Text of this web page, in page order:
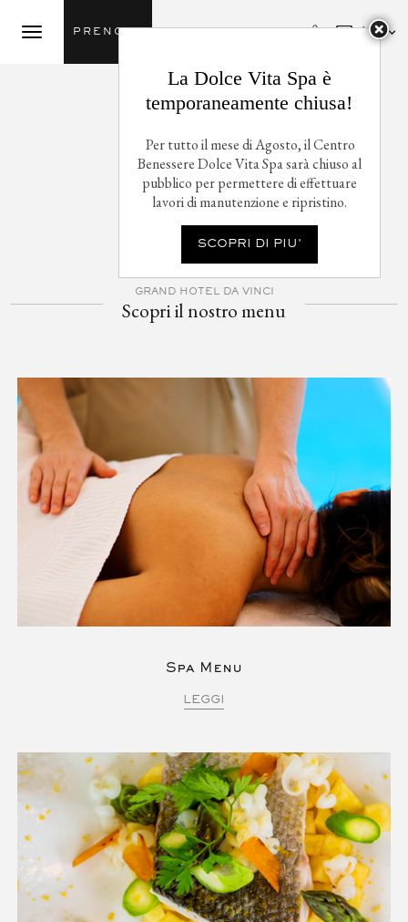
PRENOTA Ita
GRAND HOTEL DA VINCI
Scopri il nostro menu
Spa Menu
LEGGI
La Dolce Vita Spa è
temporaneamente chiusa!
Per tutto il mese di Agosto, il Centro
Benessere Dolce Vita Spa sarà chiuso al
pubblico per permettere di effettuare
lavori di manutenzione e ripristino.
SCOPRI DI PIU'